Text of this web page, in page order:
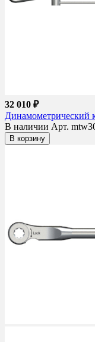
32 010 ₽
Динамометрический
В наличии Арт.
В корзину